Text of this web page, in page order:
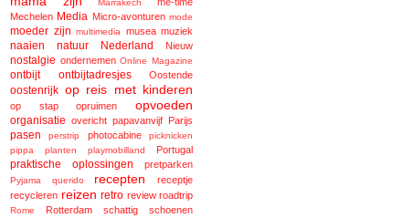
Marrakech
Mechelen Media Micro-avonturen mode
moeder zijn multimedia musea muziek
naaien natuur Nederland Nieuw
nostalgie ondernemen Online Magazine
ontbijt ontbijtadresjes Oostende
oostenrijk op reis met kinderen
op stap opruimen opvoeden
organisatie overicht papavanvijf Parijs
pasen perstrip photocabine
picknicken
pippa
planten playmobilland Portugal
praktische oplossingen pretparken
Pyjama querido recepten
receptje
recycleren reizen retro review roadtrip
Rome Rotterdam schattig
schoenen